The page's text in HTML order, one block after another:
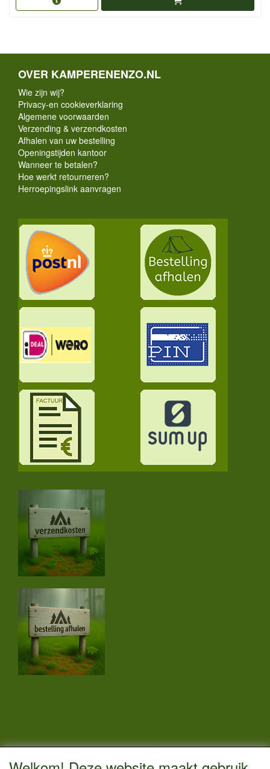
OVER KAMPERENENZO.NL
Wie zijn wij?
Privacy-en cookieverklaring
Algemene voorwaarden
Verzending & verzendkosten
Afhalen van uw bestelling
Openingstijden kantoor
Wanneer te betalen?
Hoe werkt retourneren?
Herroepingslink aanvragen